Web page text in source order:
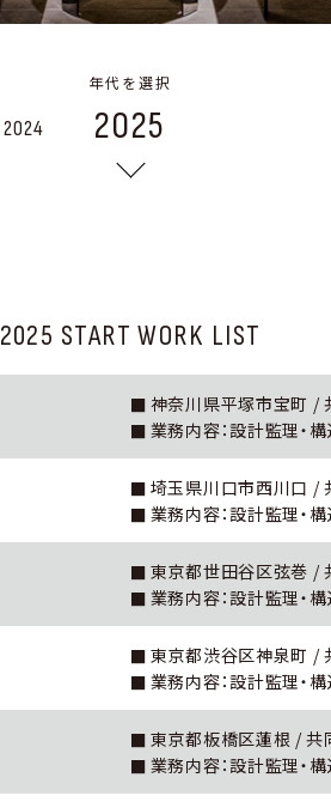
年代を選択
2024 2025
2025 START WORK LIST
神奈川県平塚市宝町 /
業務内容：設計監理・
埼玉県川口市西川口 /
業務内容：設計監理・
東京都世田谷区弦巻 /
業務内容：設計監理・
東京都渋谷区神泉町 /
業務内容：設計監理・
東京都板橋区蓮根 /
業務内容：設計監理・